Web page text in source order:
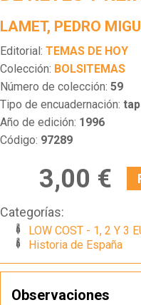
LAMET, PEDRO
Editorial: TEMAS DE HOY
Colección: BOLSITEMAS
Número de colección: 59
Tipo de encuadernación:
Año de edición: 1996
Código: 97289
3,00 €
Categorías:
LOW COST - 1, 2 Y 3
Historia de España
Observaciones